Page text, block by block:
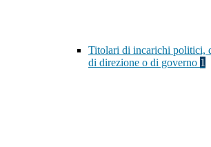
Titolari di incarichi politici,
di direzione o di governo 1